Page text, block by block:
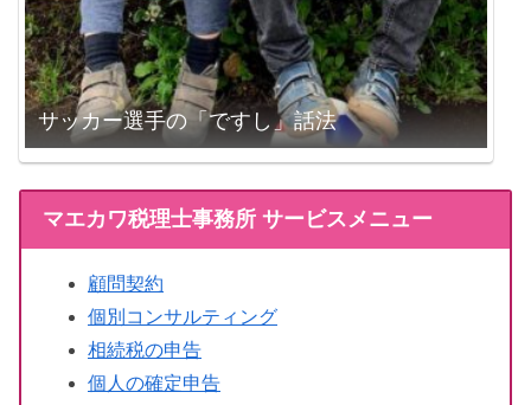
サッカー選手の「ですし」話法
マエカワ税理士事務所 サービスメニュー
顧問契約
個別コンサルティング
相続税の申告
個人の確定申告